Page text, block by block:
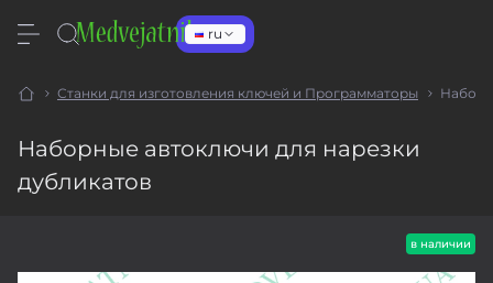
ru
Станки для изготовления ключей и Программаторы
Наборные автоключи для нарезки
дубликатов
в наличии